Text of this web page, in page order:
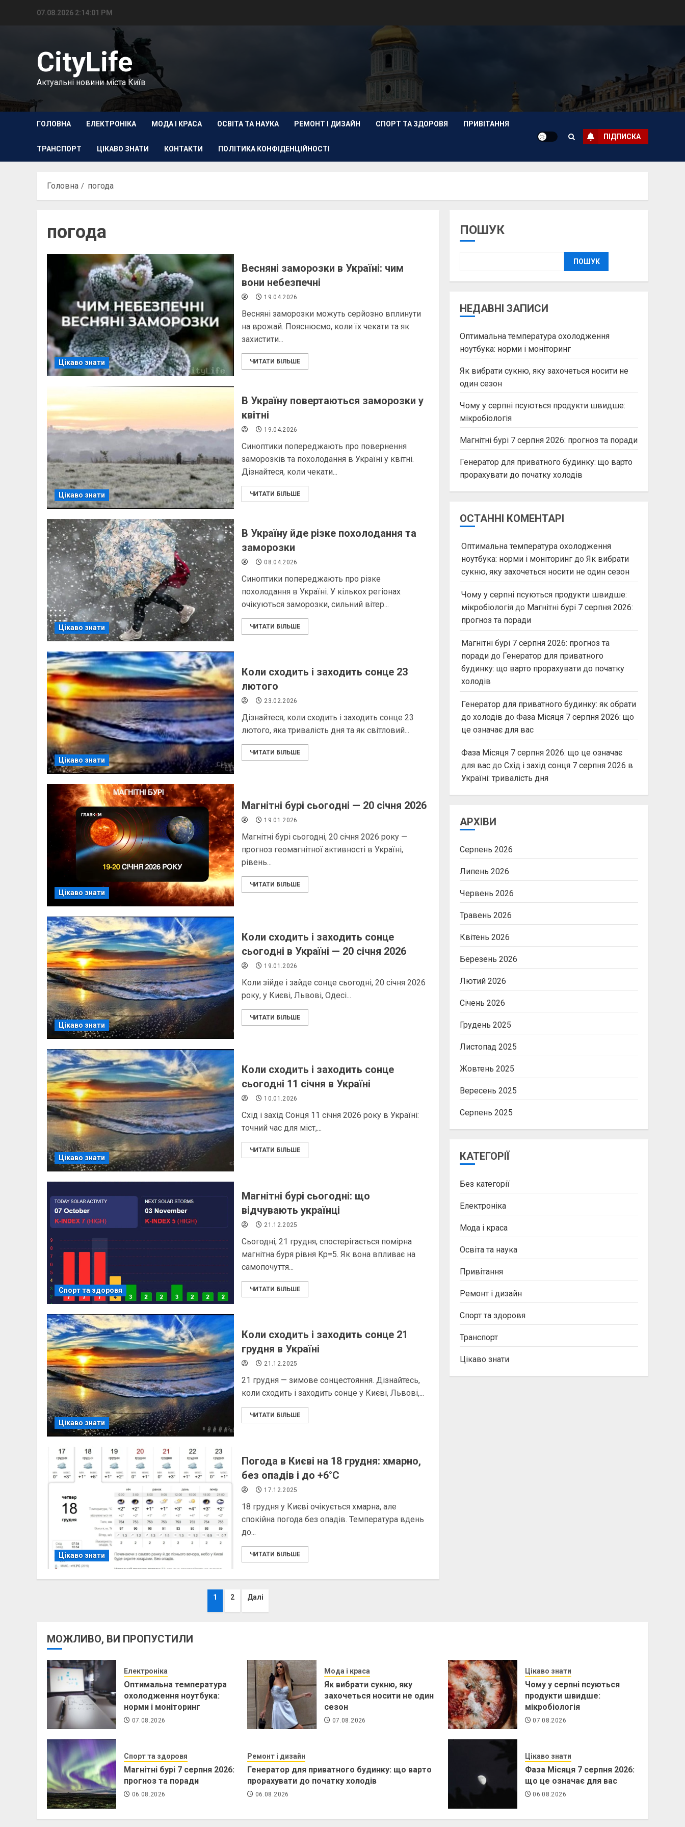
07.08.2026 2:14:02 PM
CityLife
Актуальні новини міста Київ
ГОЛОВНА ЕЛЕКТРОНІКА МОДА І КРАСА ОСВІТА ТА НАУКА РЕМОНТ І ДИЗАЙН СПОРТ ТА ЗДОРОВЯ ПРИВІТАННЯ
ТРАНСПОРТ ЦІКАВО ЗНАТИ КОНТАКТИ ПОЛІТИКА КОНФІДЕНЦІЙНОСТІ
ПІДПИСКА
Головна погода
погода
Цікаво знати
Весняні заморозки в Україні: чим
вони небезпечні
19.04.2026
Весняні заморозки можуть серйозно вплинути
на врожай. Пояснюємо, коли їх чекати та як
захистити...
ЧИТАТИ БІЛЬШЕ
Цікаво знати
В Україну повертаються заморозки у
квітні
19.04.2026
Синоптики попереджають про повернення
заморозків та похолодання в Україні у квітні.
Дізнайтеся, коли чекати...
ЧИТАТИ БІЛЬШЕ
Цікаво знати
В Україну йде різке похолодання та
заморозки
08.04.2026
Синоптики попереджають про різке
похолодання в Україні. У кількох регіонах
очікуються заморозки, сильний вітер...
ЧИТАТИ БІЛЬШЕ
Цікаво знати
Коли сходить і заходить сонце 23
лютого
23.02.2026
Дізнайтеся, коли сходить і заходить сонце 23
лютого, яка тривалість дня та як світловий...
ЧИТАТИ БІЛЬШЕ
Цікаво знати
Магнітні бурі сьогодні — 20 січня 2026
19.01.2026
Магнітні бурі сьогодні, 20 січня 2026 року —
прогноз геомагнітної активності в Україні,
рівень...
ЧИТАТИ БІЛЬШЕ
Цікаво знати
Коли сходить і заходить сонце
сьогодні в Україні — 20 січня 2026
19.01.2026
Коли зійде і зайде сонце сьогодні, 20 січня 2026
року, у Києві, Львові, Одесі...
ЧИТАТИ БІЛЬШЕ
Цікаво знати
Коли сходить і заходить сонце
сьогодні 11 січня в Україні
10.01.2026
Схід і захід Сонця 11 січня 2026 року в Україні:
точний час для міст,...
ЧИТАТИ БІЛЬШЕ
Спорт та здоровя
Магнітні бурі сьогодні: що
відчувають українці
21.12.2025
Сьогодні, 21 грудня, спостерігається помірна
магнітна буря рівня Kp=5. Як вона впливає на
самопочуття...
ЧИТАТИ БІЛЬШЕ
Цікаво знати
Коли сходить і заходить сонце 21
грудня в Україні
21.12.2025
21 грудня — зимове сонцестояння. Дізнайтесь,
коли сходить і заходить сонце у Києві, Львові,...
ЧИТАТИ БІЛЬШЕ
Цікаво знати
Погода в Києві на 18 грудня: хмарно,
без опадів і до +6°C
17.12.2025
18 грудня у Києві очікується хмарна, але
спокійна погода без опадів. Температура вдень
до...
ЧИТАТИ БІЛЬШЕ
Пагінація
записів
1 2 Далі
ПОШУК
ПОШУК
НЕДАВНІ ЗАПИСИ
Оптимальна температура охолодження
ноутбука: норми і моніторинг
Як вибрати сукню, яку захочеться носити не
один сезон
Чому у серпні псуються продукти швидше:
мікробіологія
Магнітні бурі 7 серпня 2026: прогноз та поради
Генератор для приватного будинку: що варто
прорахувати до початку холодів
ОСТАННІ КОМЕНТАРІ
Оптимальна температура охолодження
ноутбука: норми і моніторингдо Як вибрати
сукню, яку захочеться носити не один сезон
Чому у серпні псуються продукти швидше:
мікробіологіядо Магнітні бурі 7 серпня 2026:
прогноз та поради
Магнітні бурі 7 серпня 2026: прогноз та
порадидо Генератор для приватного
будинку: що варто прорахувати до початку
холодів
Генератор для приватного будинку: як обрати
до холодів до Фаза Місяця 7 серпня 2026: що
це означає для вас
Фаза Місяця 7 серпня 2026: що це означає
для васдо Схід і захід сонця 7 серпня 2026 в
Україні: тривалість дня
АРХІВИ
Серпень 2026
Липень 2026
Червень 2026
Травень 2026
Квітень 2026
Березень 2026
Лютий 2026
Січень 2026
Грудень 2025
Листопад 2025
Жовтень 2025
Вересень 2025
Серпень 2025
КАТЕГОРІЇ
Без категорії
Електроніка
Мода і краса
Освіта та наука
Привітання
Ремонт і дизайн
Спорт та здоровя
Транспорт
Цікаво знати
МОЖЛИВО, ВИ ПРОПУСТИЛИ
Електроніка
Оптимальна температура
охолодження ноутбука:
норми і моніторинг
07.08.2026
Мода і краса
Як вибрати сукню, яку
захочеться носити не один
сезон
07.08.2026
Цікаво знати
Чому у серпні псуються
продукти швидше:
мікробіологія
07.08.2026
Спорт та здоровя
Магнітні бурі 7 серпня 2026:
прогноз та поради
06.08.2026
Ремонт і дизайн
Генератор для приватного будинку: що варто
прорахувати до початку холодів
06.08.2026
Цікаво знати
Фаза Місяця 7 серпня 2026:
що це означає для вас
06.08.2026